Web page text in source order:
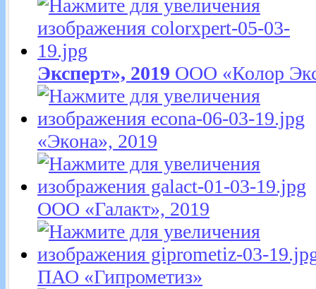
Эксперт», 2019 ООО «Колор
«Экона», 2019
ООО «Галакт», 2019
ПАО «Гипрометиз»